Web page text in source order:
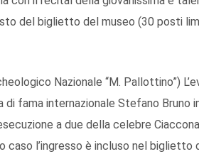
del biglietto del museo (30 posti
Nazionale “M. Pallottino”)
fama internazionale Stefano Bruno
a due della celebre
caso l’ingresso è incluso nel biglietto